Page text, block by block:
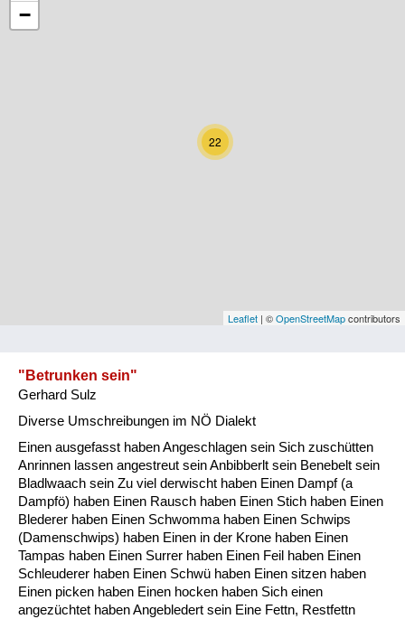
Niederösterreich
Oberösterreich
Vorarlberg
Natur und Landwirtschaft
Fluchen und Reden
Mensch, Tier und Alltag
Schmankerln und
Kulinarisches
22
−
Leaflet | ©OpenStreetMapcontributors
"Betrunken sein"
Gerhard Sulz
Diverse Umschreibungen im NÖ Dialekt
Einen ausgefasst haben Angeschlagen sein Sich zuschütten
Anrinnen lassen angestreut sein Anbibberlt sein Benebelt sein
Bladlwaach sein Zu viel derwischt haben Einen Dampf (a
Dampfö) haben Einen Rausch haben Einen Stich haben Einen
Blederer haben Einen Schwomma haben Einen Schwips
(Damenschwips) haben Einen in der Krone haben Einen
Tampas haben Einen Surrer haben Einen Feil haben Einen
Schleuderer haben Einen Schwü haben Einen sitzen haben
Einen picken haben Einen hocken haben Sich einen
angezüchtet haben Angebledert sein Eine Fettn, Restfettn